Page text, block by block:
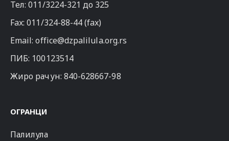
Тел:011/3224-321 до 325
Fax: 011/324-88-44 (fax)
Email:office@dzpalilula.org.rs
ПИБ: 100123514
Жиро рачун: 840-628667-98
ОГРАНЦИ
Палилула